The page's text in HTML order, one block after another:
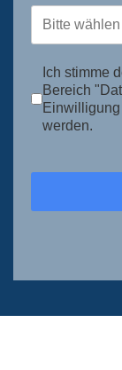
Ich stimme
Bereich
werden.